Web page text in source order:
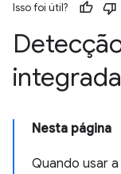
Isso foi útil?
integrada
Nesta página
Quando usar